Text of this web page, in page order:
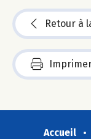
Retour à
Accueil